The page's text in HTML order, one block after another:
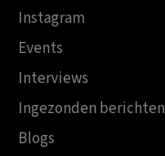
Instagram
Events
Interviews
Ingezonden berichten
Blogs